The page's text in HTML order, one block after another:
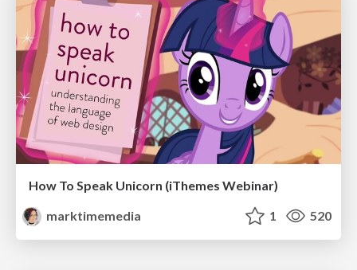
How To Speak Unicorn (iThemes Webinar)
marktimemedia
1 520